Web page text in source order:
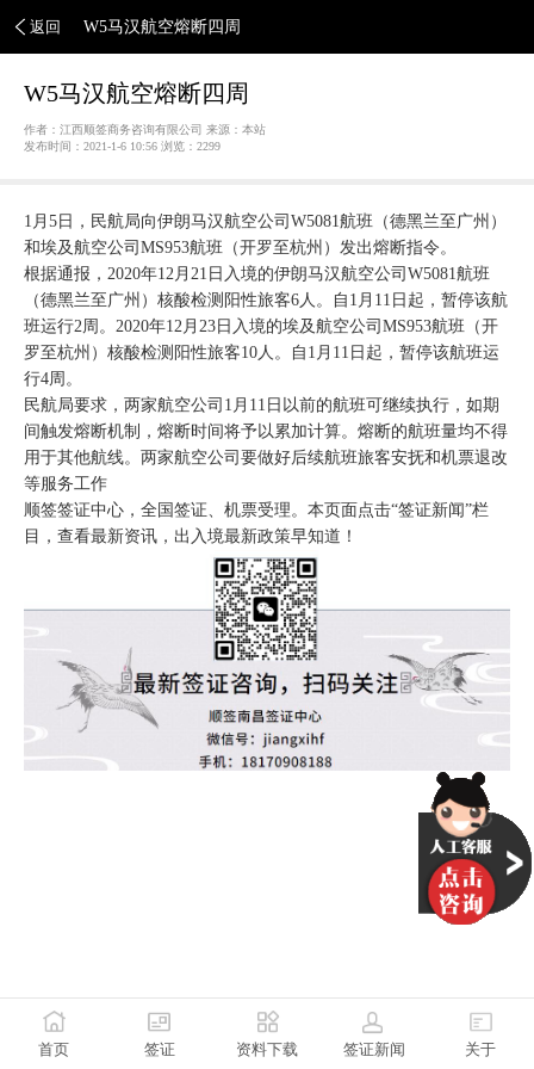
返回 W5马汉航空熔断四周
W5马汉航空熔断四周
作者：江西顺签商务咨询有限公司 来源：本站
发布时间：2021-1-6 10:56 浏览： 2299
1月5日，民航局向伊朗马汉航空公司W5081航班（德黑兰至广州）
和埃及航空公司MS953航班（开罗至杭州）发出熔断指令。
根据通报，2020年12月21日入境的伊朗马汉航空公司W5081航班
（德黑兰至广州）核酸检测阳性旅客6人。自1月11日起，暂停该航
班运行2周。2020年12月23日入境的埃及航空公司MS953航班（开
罗至杭州）核酸检测阳性旅客10人。自1月11日起，暂停该航班运
行4周。
民航局要求，两家航空公司1月11日以前的航班可继续执行，如期
间触发熔断机制，熔断时间将予以累加计算。熔断的航班量均不得
用于其他航线。两家航空公司要做好后续航班旅客安抚和机票退改
等服务工作
顺签签证中心，全国签证、机票受理。本页面点击“签证新闻”栏
目，查看最新资讯，出入境最新政策早知道！
首页 签证 资料下载 签证新闻 关于